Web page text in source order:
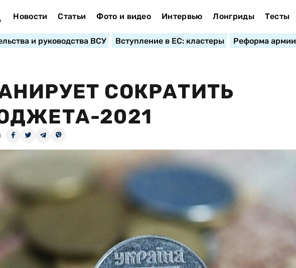
Новости Статьи Фото и видео Интервью Лонгриды Тесты
и руководства ВСУ Вступление в ЕС: кластеры Реформа армии
СОКРАТИТЬ
2021